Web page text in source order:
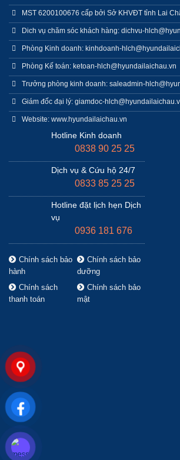
MST 6200100676 cấp bởi Sở KHVĐT tỉnh Lai
Dich vụ chăm sóc khách hàng: dichvu-
Phòng Kinh doanh: kinhdoanh-
Phòng Kế toán: ketoan-hlch@hyundailaichau.vn
Trưởng phòng kinh doanh: saleadmin-
Giám đốc đại lý: giamdoc-
Website: www.hyundailaichau.vn
Hotline Kinh doanh
0838 90 25 25
Dịch vụ & Cứu hộ 24/7
0833 85 25 25
Hotline đặt lịch hẹn Dịch
vụ
0936 181 676
Chính sách bảo
hành
Chính sách bảo
dưỡng
Chính sách
thanh toán
Chính sách bảo
mật